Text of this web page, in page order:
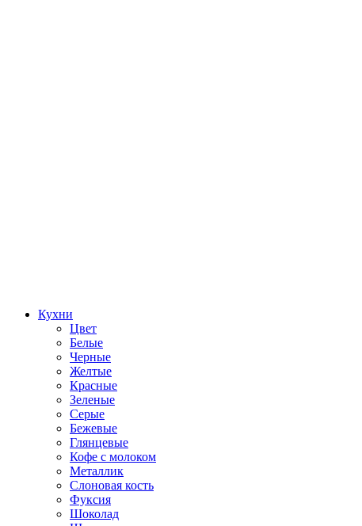
Кухни
Цвет
Белые
Черные
Желтые
Красные
Зеленые
Серые
Бежевые
Глянцевые
Кофе с молоком
Металлик
Слоновая кость
Фуксия
Шоколад